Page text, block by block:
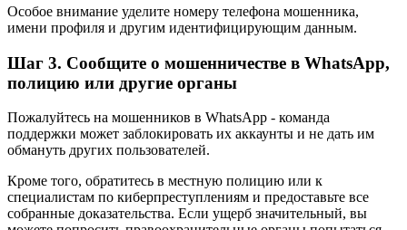
Особое внимание уделите номеру телефона мошенника,
имени профиля и другим идентифицирующим данным.
Шаг 3. Сообщите о мошенничестве в WhatsApp,
полицию или другие органы
Пожалуйтесь на мошенников в WhatsApp - команда
поддержки может заблокировать их аккаунты и не дать им
обмануть других пользователей.
Кроме того, обратитесь в местную полицию или к
специалистам по киберпреступлениям и предоставьте все
собранные доказательства. Если ущерб значительный, вы